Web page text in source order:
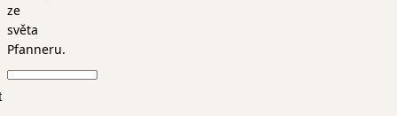
ze
světa
Pfanneru.